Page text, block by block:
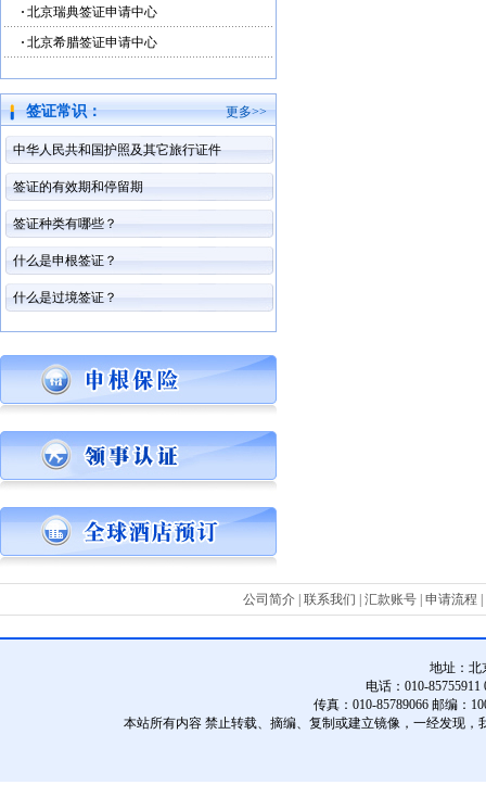
北京瑞典签证申请中心
北京希腊签证申请中心
签证常识： 更多>>
中华人民共和国护照及其它旅行证件
签证的有效期和停留期
签证种类有哪些？
什么是申根签证？
什么是过境签证？
公司简介 联系我们 汇款账号 申请流程
地址：北
电话：010-85755911
传真：010-85789066 邮编：
本站所有内容 禁止转载、摘编、复制或建立镜像，一经发现